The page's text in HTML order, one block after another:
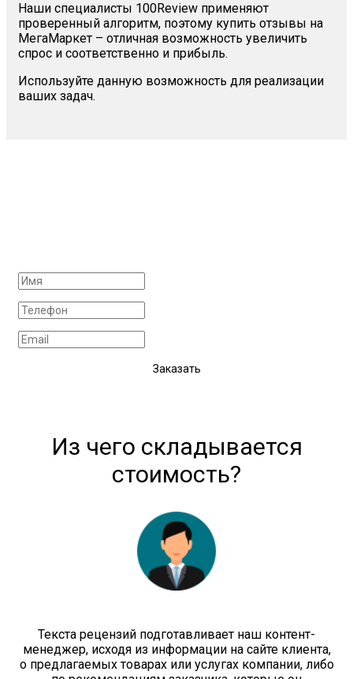
Наши специалисты 100Review применяют
проверенный алгоритм, поэтому купить отзывы на
МегаМаркет – отличная возможность увеличить
спрос и соответственно и прибыль.
Используйте данную возможность для реализации
ваших задач.
Заказать
Из чего складывается
стоимость?
Текста рецензий подготавливает наш контент-
менеджер, исходя из информации на сайте клиента,
о предлагаемых товарах или услугах компании, либо